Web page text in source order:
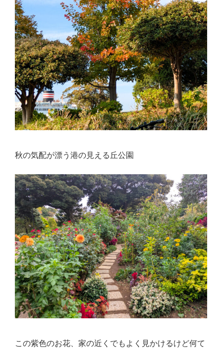
秋の気配が漂う港の見える丘公園
この紫色のお花、家の近くでもよく見かけるけど何て